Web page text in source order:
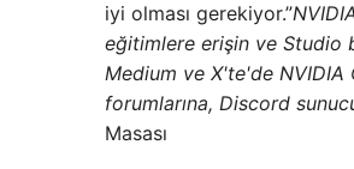
iyi olması gerekiyor.”
eğitimlere erişin ve Studio
Medium ve X'te'de NVIDIA
forumlarına, Discord
Masası